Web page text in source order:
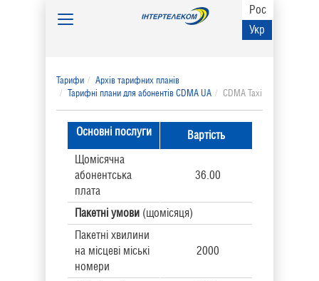
Рос
Укр
Toggle
Тарифи
Архів тарифних планів
Тарифні плани для абонентів CDMA UA
CDMA Taxi
Основні послуги
Вартість
Щомісячна
абонентська
плата
36.00
Пакетні умови (щомісяця)
Пакетні хвилини
на місцеві міські
номери
2000